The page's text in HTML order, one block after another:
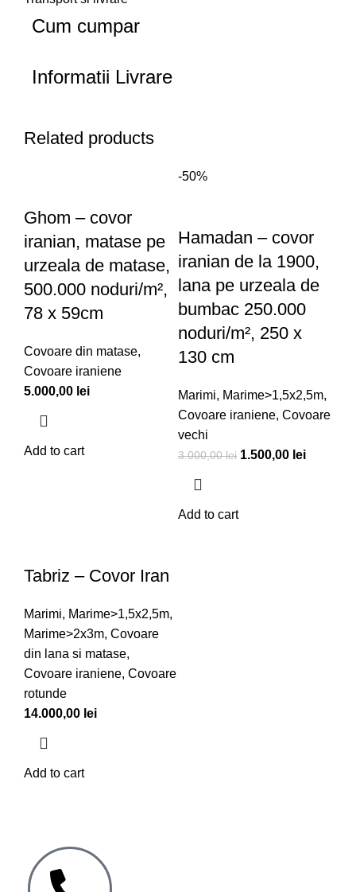
Cum cumpar
Informatii Livrare
Related products
Ghom – covor
iranian, matase pe
urzeala de matase,
500.000 noduri/m²,
78 x 59cm
Covoare din matase,
Covoare iraniene
5.000,00 lei
Add to cart
-50%
Hamadan – covor
iranian de la 1900,
lana pe urzeala de
bumbac 250.000
noduri/m², 250 x
130 cm
Marimi, Marime>1,5x2,5m,
Covoare iraniene, Covoare
vechi
3.000,00lei 1.500,00 lei
Add to cart
Tabriz – Covor Iran
Marimi, Marime>1,5x2,5m,
Marime>2x3m, Covoare
din lana si matase,
Covoare iraniene, Covoare
rotunde
14.000,00 lei
Add to cart